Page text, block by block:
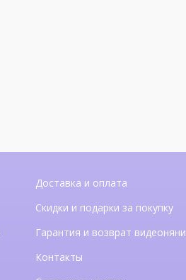
Доставка и оплата
Скидки и подарки за покупку
Гарантия и возврат видеоняни
Контакты